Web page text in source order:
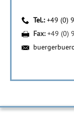
Tel.:+49 (0)
Fax:+49 (0)